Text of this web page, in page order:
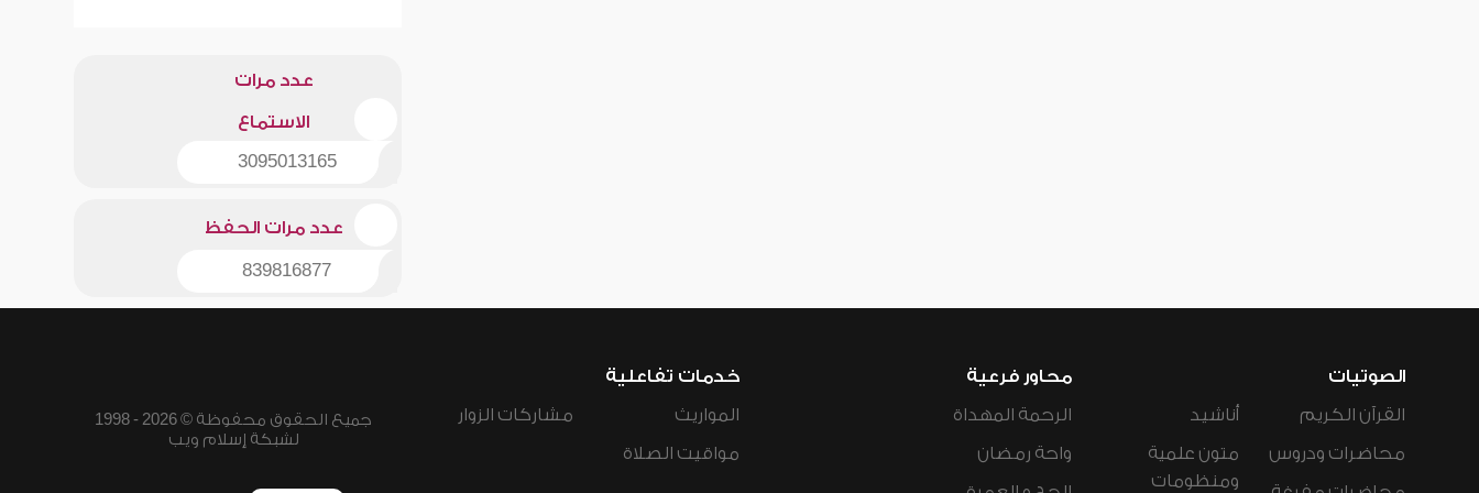
عدد مرات
الاستماع
3095013165
عدد مرات الحفظ
839816877
الصوتيات
القرآن الكريم
محاضرات ودروس
أناشيد
متون علمية
ومنظومات
محاور فرعية
الرحمة المهداة
واحة رمضان
خدمات تفاعلية
المواريث
مواقيت الصلاة
مشاركات الزوار
جميع الحقوق محفوظة © 2026 - 1998
لشبكة إسلام ويب